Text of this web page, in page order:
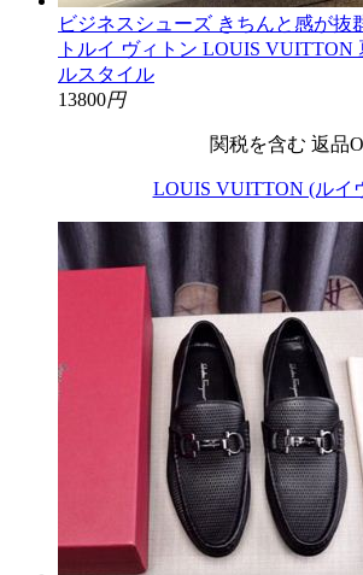
ビジネスシューズ きちんと感が抜
トルイ ヴィトン LOUIS VUITTON
ルスタイル
13800円
関税を含む 返品
LOUIS VUITTON (ルイ